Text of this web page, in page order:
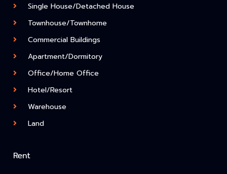
Single House/Detached House
Townhouse/Townhome
Commercial Buildings
Apartment/Dormitory
Office/Home Office
Hotel/Resort
Warehouse
Land
Rent